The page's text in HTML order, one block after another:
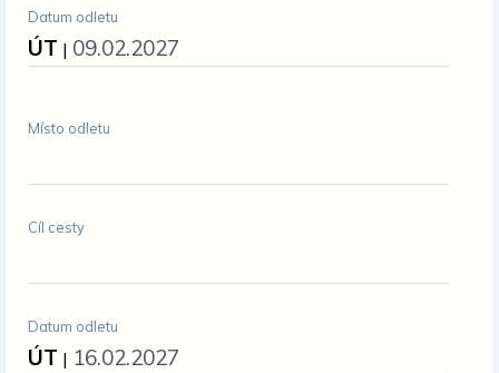
Datum odletu
ÚT | 09.02.2027
Místo odletu
Cíl cesty
Datum odletu
ÚT | 16.02.2027